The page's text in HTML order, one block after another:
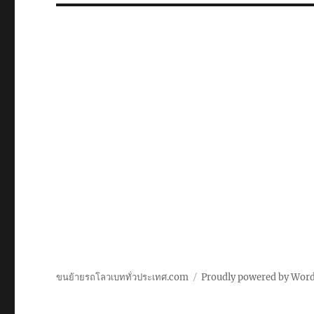
ขนย้ายรถโลวเบททั่วประเทศ.com Proudly powered by